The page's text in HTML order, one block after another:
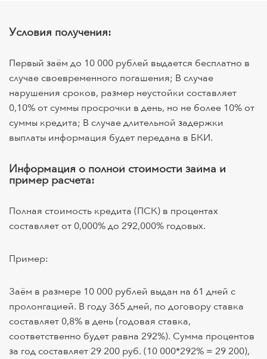
Условия получения:
Первый заём до 10 000 рублей выдается бесплатно в
случае своевременного погашения; В случае
нарушения сроков, размер неустойки составляет
0,10% от суммы просрочки в день, но не более 10% от
суммы кредита; В случае длительной задержки
выплаты информация будет передана в БКИ.
Информация о полной стоимости займа и
пример расчета:
Полная стоимость кредита (ПСК) в процентах
составляет от 0,000% до 292,000% годовых.
Пример:
Заём в размере 10 000 рублей выдан на 61 дней с
пролонгацией. В году 365 дней, по договору ставка
составляет 0,8% в день (годовая ставка,
соответственно будет равна 292%). Сумма процентов
за год составляет 29 200 руб. (10 000*292% = 29 200),